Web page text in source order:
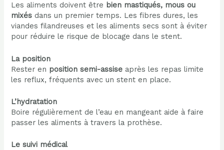
Les aliments doivent être bien mastiqués, mous ou
mixés dans un premier temps. Les fibres dures, les
viandes filandreuses et les aliments secs sont à éviter
pour réduire le risque de blocage dans le stent.
La position
Rester en position semi-assise après les repas limite
les reflux, fréquents avec un stent en place.
L’hydratation
Boire régulièrement de l’eau en mangeant aide à faire
passer les aliments à travers la prothèse.
Le suivi médical